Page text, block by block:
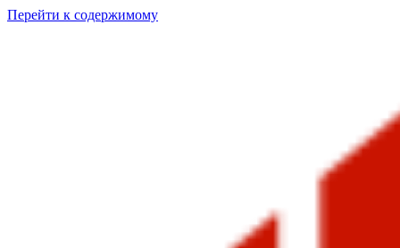
Перейти к содержимому